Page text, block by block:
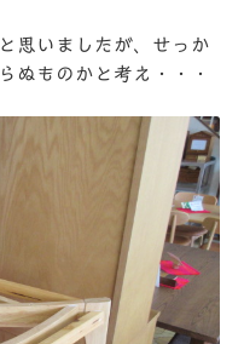
思いましたが、せっか
ぬものかと考え・・・